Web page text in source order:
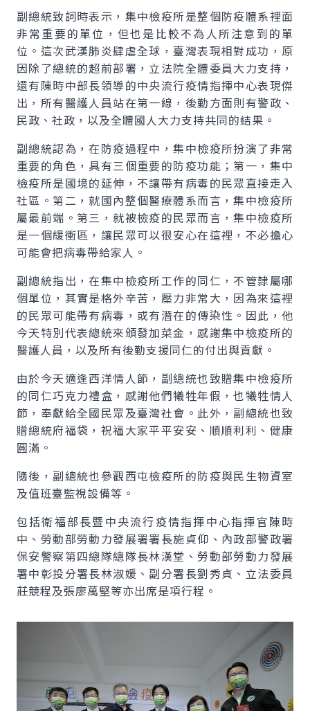
副總統致詞時表示，集中檢疫所是整個防疫體系裡面
非常重要的單位，但也是比較不為人所注意到的單
位。這次武漢肺炎肆虐全球，臺灣表現相對成功，原
因除了總統的超前部署，立法院全體委員大力支持，
還有陳時中部長領導的中央流行疫情指揮中心表現傑
出，所有醫護人員站在第一線，後勤方面則有警政、
民政、社政，以及全體國人大力支持共同的結果。
副總統認為，在防疫過程中，集中檢疫所扮演了非常
重要的角色，具有三個重要的防疫功能；第一，集中
檢疫所是國境的延伸，不讓帶有病毒的民眾直接走入
社區。第二，就國內整個醫療體系而言，集中檢疫所
屬最前端。第三，就被檢疫的民眾而言，集中檢疫所
是一個緩衝區，讓民眾可以很安心在這裡，不必擔心
可能會把病毒帶給家人。
副總統指出，在集中檢疫所工作的同仁，不管隸屬哪
個單位，其實是格外辛苦，壓力非常大，因為來這裡
的民眾可能帶有病毒，或有潛在的傳染性。因此，他
今天特別代表總統來頒發加菜金，感謝集中檢疫所的
醫護人員，以及所有後勤支援同仁的付出與貢獻。
由於今天適逢西洋情人節，副總統也致贈集中檢疫所
的同仁巧克力禮盒，感謝他們犧牲年假，也犧牲情人
節，奉獻給全國民眾及臺灣社會。此外，副總統也致
贈總統府福袋，祝福大家平平安安、順順利利、健康
圓滿。
隨後，副總統也參觀西屯檢疫所的防疫與民生物資室
及值班臺監視設備等。
包括衛福部長暨中央流行疫情指揮中心指揮官陳時
中、勞動部勞動力發展署署長施貞仰、內政部警政署
保安警察第四總隊總隊長林漢堂、勞動部勞動力發展
署中彰投分署長林淑媛、副分署長劉秀貞、立法委員
莊競程及張廖萬堅等亦出席是項行程。